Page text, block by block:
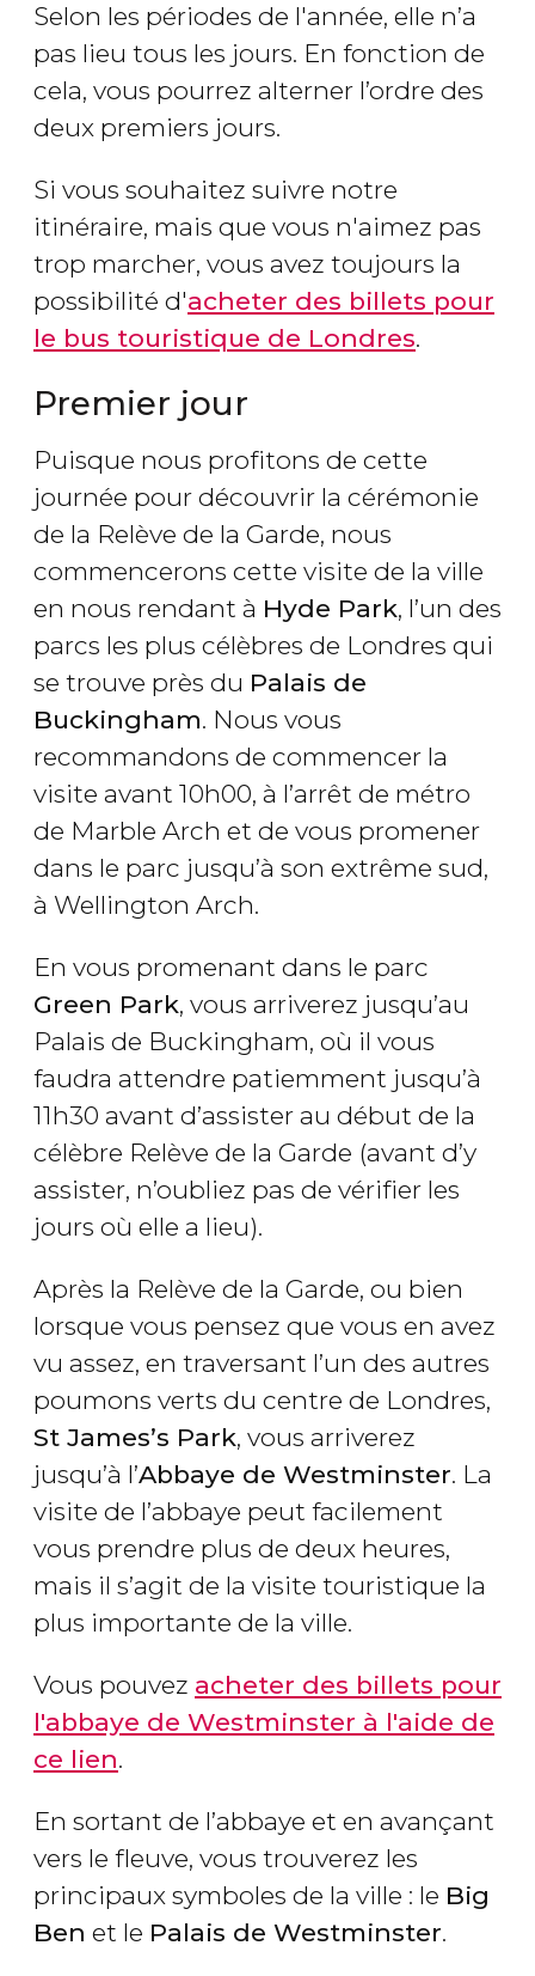
Selon les périodes de l'année, elle n’a
pas lieu tous les jours. En fonction de
cela, vous pourrez alterner l’ordre des
deux premiers jours.
Si vous souhaitez suivre notre
itinéraire, mais que vous n'aimez pas
trop marcher, vous avez toujours la
possibilité d'acheter des billets pour
le bus touristique de Londres.
Premier jour
Puisque nous profitons de cette
journée pour découvrir la cérémonie
de la Relève de la Garde, nous
commencerons cette visite de la ville
en nous rendant à Hyde Park, l’un des
parcs les plus célèbres de Londres qui
se trouve près du Palais de
Buckingham. Nous vous
recommandons de commencer la
visite avant 10h00, à l’arrêt de métro
de Marble Arch et de vous promener
dans le parc jusqu’à son extrême sud,
à Wellington Arch.
En vous promenant dans le parc
Green Park, vous arriverez jusqu’au
Palais de Buckingham, où il vous
faudra attendre patiemment jusqu’à
11h30 avant d’assister au début de la
célèbre Relève de la Garde (avant d’y
assister, n’oubliez pas de vérifier les
jours où elle a lieu).
Après la Relève de la Garde, ou bien
lorsque vous pensez que vous en avez
vu assez, en traversant l’un des autres
poumons verts du centre de Londres,
St James’s Park, vous arriverez
jusqu’à l’Abbaye de Westminster. La
visite de l’abbaye peut facilement
vous prendre plus de deux heures,
mais il s’agit de la visite touristique la
plus importante de la ville.
Vous pouvez acheter des billets pour
l'abbaye de Westminster à l'aide de
ce lien.
En sortant de l’abbaye et en avançant
vers le fleuve, vous trouverez les
principaux symboles de la ville : le Big
Ben et le Palais de Westminster.